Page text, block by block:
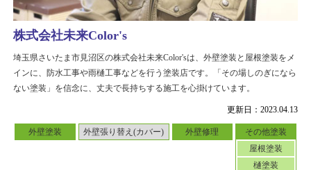
更新日：2023.04.13
外壁塗装 外壁張り替え(カバー) 外壁修理
その他塗装
屋根塗装
樋塗装
株式会社未来Color's
埼玉県さいたま市見沼区の株式会社未来Color'sは、外壁塗装と屋根塗装をメ
インに、防水工事や雨樋工事などを行う塗装店です。「その場しのぎになら
ない塗装」を信念に、丈夫で長持ちする施工を心掛けています。